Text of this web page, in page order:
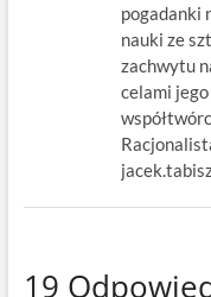
pogadanki
nauki ze
zachwytu
celami
19